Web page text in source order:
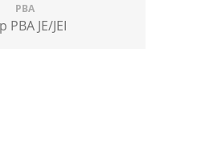
PBA
PBA JE/JEI